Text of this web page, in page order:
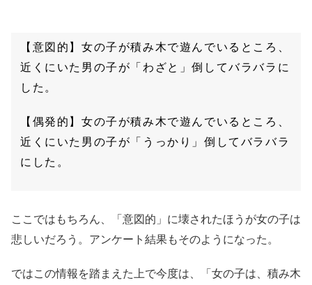
【意図的】女の子が積み木で遊んでいるところ、
近くにいた男の子が「わざと」倒してバラバラに
した。
【偶発的】女の子が積み木で遊んでいるところ、
近くにいた男の子が「うっかり」倒してバラバラ
にした。
ここではもちろん、「意図的」に壊されたほうが女の子は
悲しいだろう。アンケート結果もそのようになった。
ではこの情報を踏まえた上で今度は、「女の子は、積み木